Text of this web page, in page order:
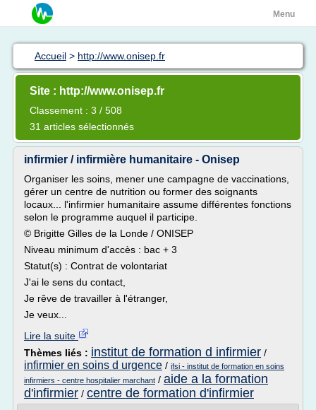
Menu
Accueil > http://www.onisep.fr
Site : http://www.onisep.fr
Classement : 3 / 508
31 articles sélectionnés
infirmier / infirmière humanitaire - Onisep
Organiser les soins, mener une campagne de vaccinations,
gérer un centre de nutrition ou former des soignants
locaux... l'infirmier humanitaire assume différentes fonctions
selon le programme auquel il participe.
© Brigitte Gilles de la Londe / ONISEP
Niveau minimum d'accès : bac + 3
Statut(s) : Contrat de volontariat
J'ai le sens du contact,
Je rêve de travailler à l'étranger,
Je veux...
Lire la suite
Thèmes liés : institut de formation d infirmier /
infirmier en soins d urgence / ifsi - institut de formation en soins
infirmiers - centre hospitalier marchant / aide a la formation
d'infirmier / centre de formation d'infirmier